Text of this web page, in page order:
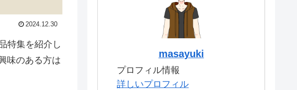
2024.12.30
特集を紹介し
味のある方は
masayuki
プロフィル情報
詳しいプロフィル